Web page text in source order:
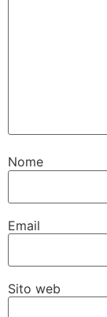
Nome
Email
Sito web